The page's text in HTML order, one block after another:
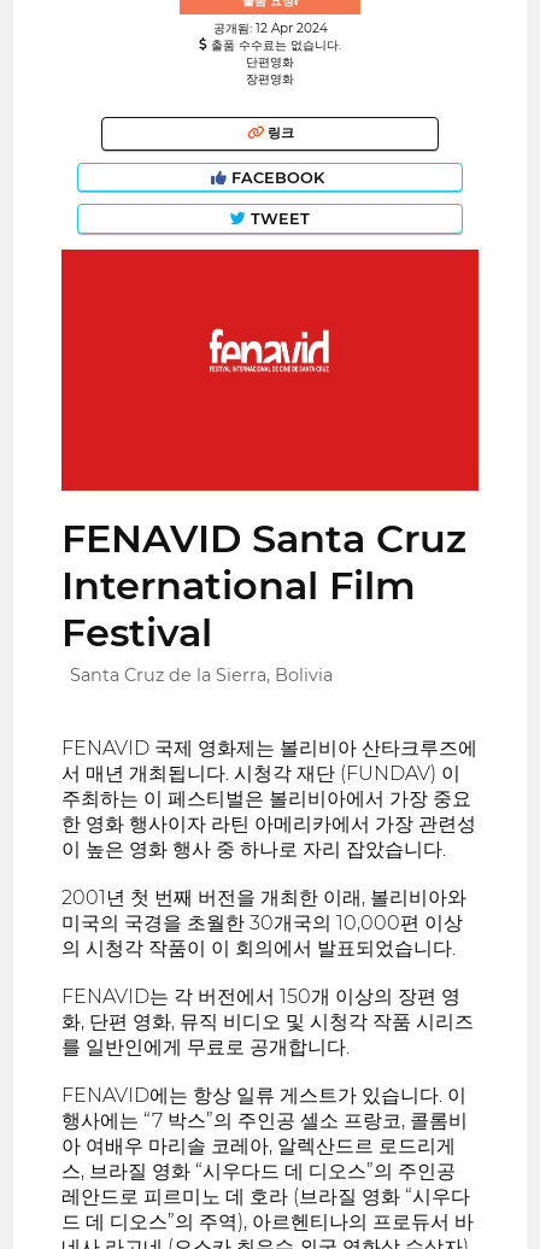
공개됨: 12 Apr 2024
출품 수수료는 없습니다.
단편영화
장편영화
링크
FACEBOOK
TWEET
FENAVID Santa Cruz
International Film
Festival
Santa Cruz de la Sierra, Bolivia
FENAVID 국제 영화제는 볼리비아 산타크루즈에
서 매년 개최됩니다. 시청각 재단 (FUNDAV) 이
주최하는 이 페스티벌은 볼리비아에서 가장 중요
한 영화 행사이자 라틴 아메리카에서 가장 관련성
이 높은 영화 행사 중 하나로 자리 잡았습니다.
2001년 첫 번째 버전을 개최한 이래, 볼리비아와
미국의 국경을 초월한 30개국의 10,000편 이상
의 시청각 작품이 이 회의에서 발표되었습니다.
FENAVID는 각 버전에서 150개 이상의 장편 영
화, 단편 영화, 뮤직 비디오 및 시청각 작품 시리즈
를 일반인에게 무료로 공개합니다.
FENAVID에는 항상 일류 게스트가 있습니다. 이
행사에는 “7 박스”의 주인공 셀소 프랑코, 콜롬비
아 여배우 마리솔 코레아, 알렉산드르 로드리게
스, 브라질 영화 “시우다드 데 디오스”의 주인공
레안드로 피르미노 데 호라 (브라질 영화 “시우다
드 데 디오스”의 주역), 아르헨티나의 프로듀서 바